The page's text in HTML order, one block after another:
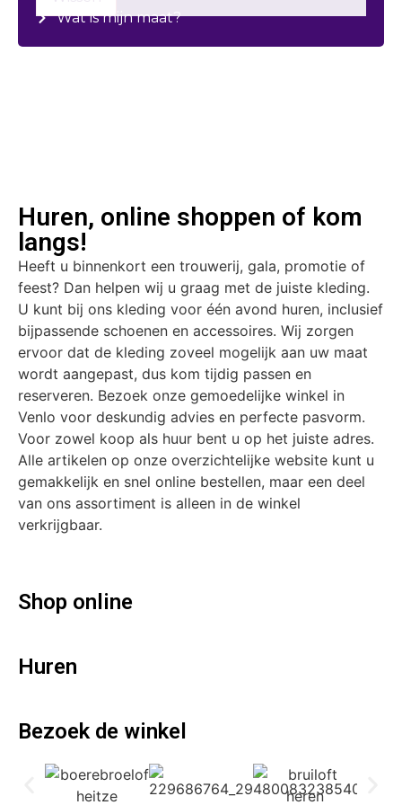
Wat is mijn maat?
Huren, online shoppen of kom
langs!
Heeft u binnenkort een trouwerij, gala, promotie of
feest? Dan helpen wij u graag met de juiste kleding.
U kunt bij ons kleding voor één avond huren, inclusief
bijpassende schoenen en accessoires. Wij zorgen
ervoor dat de kleding zoveel mogelijk aan uw maat
wordt aangepast, dus kom tijdig passen en
reserveren. Bezoek onze gemoedelijke winkel in
Venlo voor deskundig advies en perfecte pasvorm.
Voor zowel koop als huur bent u op het juiste adres.
Alle artikelen op onze overzichtelijke website kunt u
gemakkelijk en snel online bestellen, maar een deel
van ons assortiment is alleen in de winkel
verkrijgbaar.
Shop online
Huren
Bezoek de winkel